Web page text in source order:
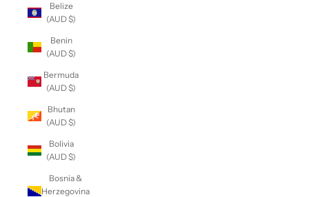
Belize
(AUD $)
Benin
(AUD $)
Bermuda
(AUD $)
Bhutan
(AUD $)
Bolivia
(AUD $)
Bosnia &
Herzegovina